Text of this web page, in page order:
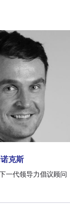
克斯
克斯
一代领导力倡议顾问